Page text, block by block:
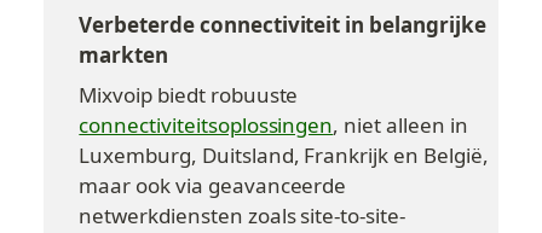
Verbeterde connectiviteit in belangrijke
markten
Mixvoip biedt robuuste
connectiviteitsoplossingen, niet alleen in
Luxemburg, Duitsland, Frankrijk en België,
maar ook via geavanceerde
netwerkdiensten zoals site-to-site-